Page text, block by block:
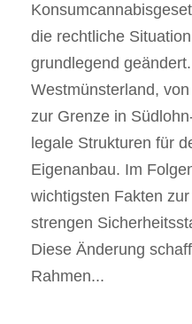
die rechtliche
grundlegend
Westmünsterland,
zur Grenze in
legale Strukturen für
Eigenanbau. Im
wichtigsten Fakten
strengen
Diese Änderung
Rahmen...